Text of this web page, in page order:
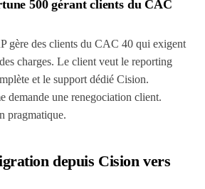
500 gérant clients du CAC
gère des clients du CAC 40 qui exigent
charges. Le client veut le reporting
et le support dédié Cision.
demande une renegociation client.
pragmatique.
depuis Cision vers